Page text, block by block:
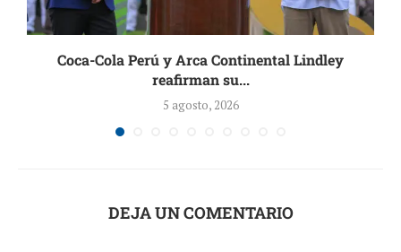
Coca-Cola Perú y Arca Continental Lindley
reafirman su...
5 agosto, 2026
DEJA UN COMENTARIO